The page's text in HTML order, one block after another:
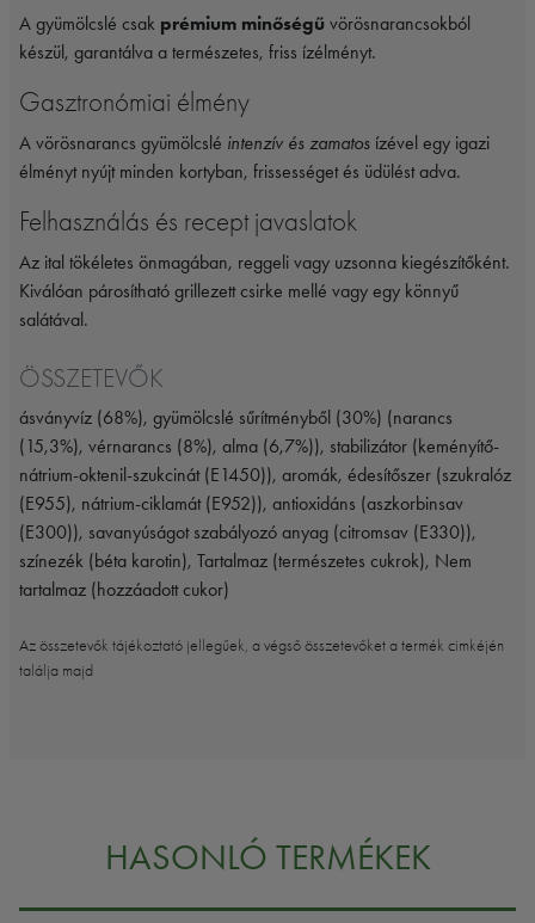
A gyümölcslé csak prémium minőségű vörösnarancsokból
készül, garantálva a természetes, friss ízélményt.
Gasztronómiai élmény
A vörösnarancs gyümölcslé intenzív és zamatos ízével egy igazi
élményt nyújt minden kortyban, frissességet és üdülést adva.
Felhasználás és recept javaslatok
Az ital tökéletes önmagában, reggeli vagy uzsonna kiegészítőként.
Kiválóan párosítható grillezett csirke mellé vagy egy könnyű
salátával.
ÖSSZETEVŐK
ásványvíz (68%), gyümölcslé sűrítményből (30%) (narancs
(15,3%), vérnarancs (8%), alma (6,7%)), stabilizátor (keményítő-
nátrium-oktenil-szukcinát (E1450)), aromák, édesítőszer (szukralóz
(E955), nátrium-ciklamát (E952)), antioxidáns (aszkorbinsav
(E300)), savanyúságot szabályozó anyag (citromsav (E330)),
színezék (béta karotin), Tartalmaz (természetes cukrok), Nem
tartalmaz (hozzáadott cukor)
Az összetevők tájékoztató jellegűek, a végső összetevőket a termék cimkéjén
találja majd
HASONLÓ TERMÉKEK